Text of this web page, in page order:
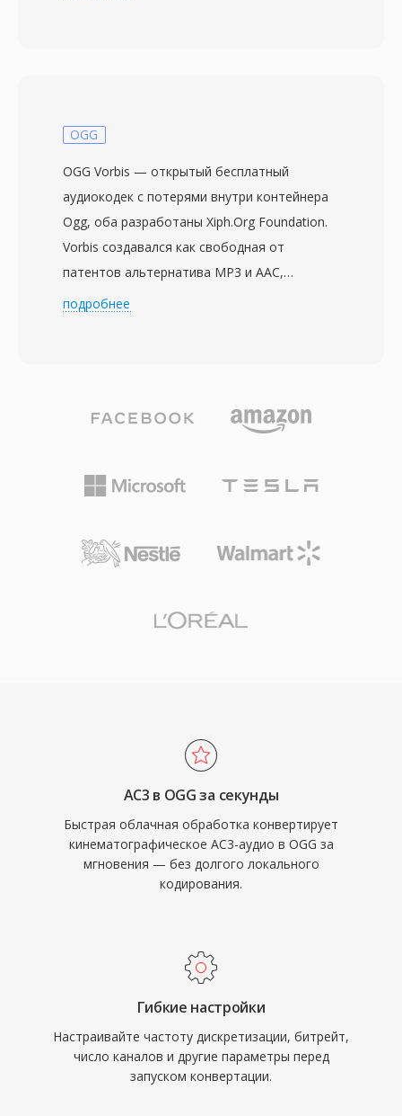
анализом для отсечения информации ниже
файлы без заметной потери качества. AC3
стал обязательным аудиостандартом для
DVD-Video и широко используется в Blu-ray,
цифровом телевещании (ATSC) и стриминге.
Главное преимущество — многоканальное
объёмное звучание, привносящее
разборчивость диалогов благодаря
выделенному центральному каналу, что
контента. Широкая поддержка аппаратных
приставках гарантирует надёжное
воспроизведение AC3 на огромной
OGG
OGG Vorbis — открытый бесплатный
аудиокодек с потерями внутри контейнера
Ogg, оба разработаны Xiph.Org Foundation.
Vorbis создавался как свободная от
патентов альтернатива MP3 и AAC,
используя модифицированное дискретное
неизменно показывают, что Vorbis
сопоставимое с MP3 или превосходящее
его, особенно в диапазоне 96-192 кбит/с.
дискретизации от 8 кГц до 192 кГц и от 1 до
Выдающееся преимущество — полное
Spotify годами использовал Vorbis как
основной стриминговый кодек именно по
этой причине. Формат также более изящно
справляется с деградацией качества на
низких битрейтах, чем многие конкуренты,
поэтому он остаётся популярным в
место. VLC, Firefox, Chrome и Android
обеспечивают нативное декодирование
подробнее
AC3 в OGG за секунды
Быстрая облачная обработка конвертирует
кинематографическое AC3-аудио в OGG за
мгновения — без долгого локального
кодирования.
Гибкие настройки
Настраивайте частоту дискретизации, битрейт,
число каналов и другие параметры перед
запуском конвертации.